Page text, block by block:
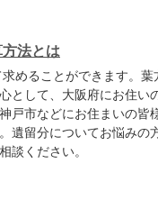
法とは
めることができます。葉
として、大阪府にお住い
戸市などにお住まいの皆
遺留分についてお悩みの
談ください。